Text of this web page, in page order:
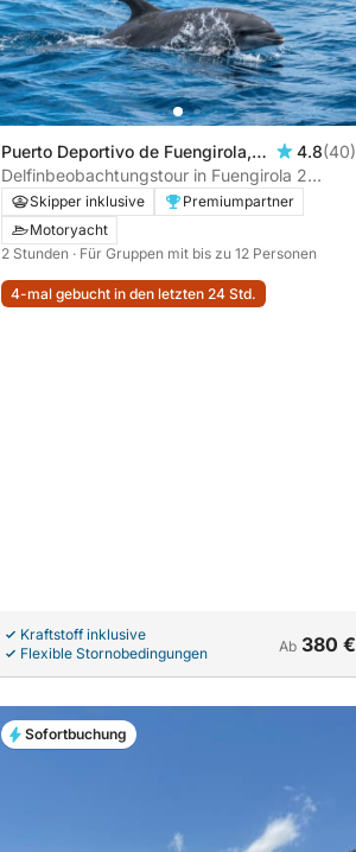
Puerto Deportivo de Fuengirola,
Fuengirola, Spanien
4.8(40)
Delfinbeobachtungstour in Fuengirola 2
Stunden
Skipper inklusive
Premiumpartner
Motoryacht
2 Stunden · Für Gruppen mit bis zu 12 Personen
4-mal gebucht in den letzten 24 Std.
Kraftstoff inklusive
Flexible Stornobedingungen
Ab 380 €
Sofortbuchung